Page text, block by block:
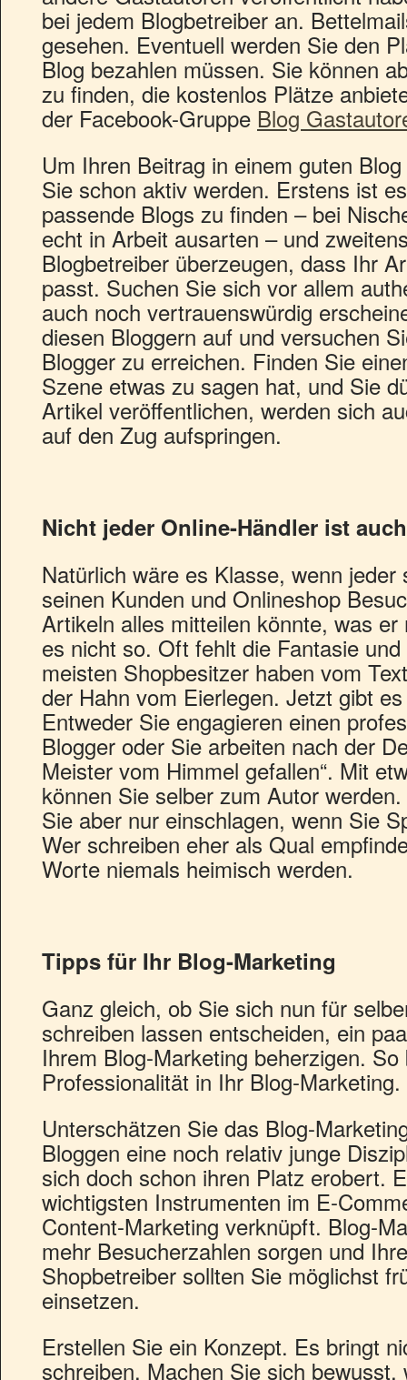
bei jedem Blogbetreiber an.
gesehen. Eventuell werden Sie den
Blog bezahlen müssen. Sie können
zu finden, die kostenlos Plätze
der Facebook-Gruppe Blog
Um Ihren Beitrag in einem guten
Sie schon aktiv werden. Erstens ist
passende Blogs zu finden – bei
echt in Arbeit ausarten – und
Blogbetreiber überzeugen, dass Ihr
passt. Suchen Sie sich vor allem
auch noch vertrauenswürdig
diesen Bloggern auf und versuchen
Blogger zu erreichen. Finden Sie
Szene etwas zu sagen hat, und Sie
Artikel veröffentlichen, werden sich
auf den Zug aufspringen.
Nicht jeder Online-Händler ist
Natürlich wäre es Klasse, wenn
seinen Kunden und Onlineshop
Artikeln alles mitteilen könnte, was
es nicht so. Oft fehlt die Fantasie
meisten Shopbesitzer haben vom
der Hahn vom Eierlegen. Jetzt gibt
Entweder Sie engagieren einen
Blogger oder Sie arbeiten nach der
Meister vom Himmel gefallen“. Mit
können Sie selber zum Autor
Sie aber nur einschlagen, wenn Sie
Wer schreiben eher als Qual
Worte niemals heimisch werden.
Tipps für Ihr Blog-Marketing
Ganz gleich, ob Sie sich nun für
schreiben lassen entscheiden, ein
Ihrem Blog-Marketing beherzigen.
Professionalität in Ihr Blog-Marketing.
Unterschätzen Sie das Blog-
Bloggen eine noch relativ junge
sich doch schon ihren Platz erobert.
wichtigsten Instrumenten im E-
Content-Marketing verknüpft. Blog-
mehr Besucherzahlen sorgen und
Shopbetreiber sollten Sie möglichst
einsetzen.
Erstellen Sie ein Konzept. Es bringt
schreiben. Machen Sie sich